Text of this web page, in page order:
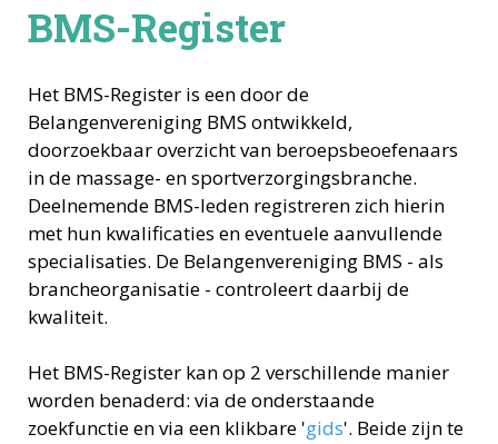
BMS-Register
Het BMS-Register is een door de
Belangenvereniging BMS ontwikkeld,
doorzoekbaar overzicht van beroepsbeoefenaars
in de massage- en sportverzorgingsbranche.
Deelnemende BMS-leden registreren zich hierin
met hun kwalificaties en eventuele aanvullende
specialisaties. De Belangenvereniging BMS - als
brancheorganisatie - controleert daarbij de
kwaliteit.
Het BMS-Register kan op 2 verschillende manier
worden benaderd: via de onderstaande
zoekfunctie en via een klikbare 'gids'. Beide zijn te